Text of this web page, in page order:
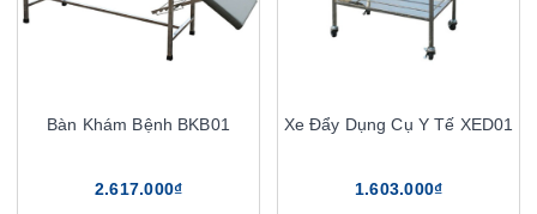
Bàn Khám Bệnh BKB01
2.617.000₫
Xe Đẩy Dụng Cụ Y Tế XED01
1.603.000₫